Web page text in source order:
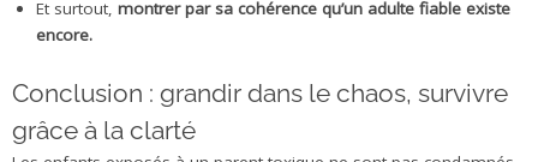
Et surtout,montrer par sa cohérence qu’un adulte fiable existe
encore.
Conclusion : grandir dans le chaos, survivre
grâce à la clarté